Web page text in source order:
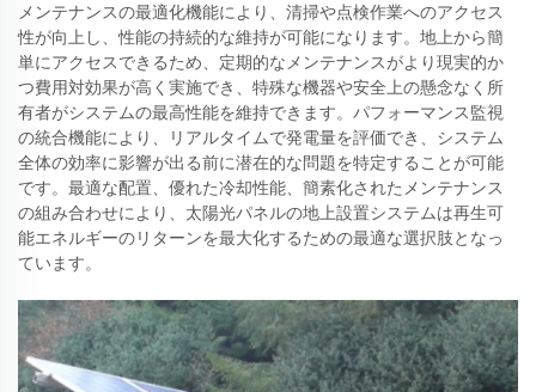
メンテナンスの最適化機能により、清掃や点検作業へのアクセス
性が向上し、性能の持続的な維持が可能になります。地上から簡
単にアクセスできるため、定期的なメンテナンスがより現実的か
つ費用対効果が高く実施でき、特殊な機器や安全上の懸念なく所
有者がシステムの最高性能を維持できます。パフォーマンス監視
の統合機能により、リアルタイムで発電量を評価でき、システム
全体の効率に影響が出る前に潜在的な問題を特定することが可能
です。最適な配置、優れた冷却性能、簡素化されたメンテナンス
の組み合わせにより、太陽光パネルの地上設置システムは再生可
能エネルギーのリターンを最大化するための最適な選択肢となっ
ています。